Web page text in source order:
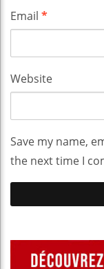
Email *
Website
Save my name,
the next time I